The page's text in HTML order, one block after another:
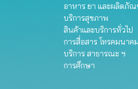
อาหาร ยา และผลิตภั
บริการสุขภาพ
สินค้าและบริการทั่วไป
การสื่อสาร โทรคมนาค
บริการ สาธารณะ ฯ
การศึกษา